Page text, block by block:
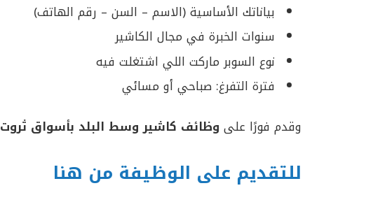
بياناتك الأساسية (الاسم – السن – رقم الهاتف)
سنوات الخبرة في مجال الكاشير
نوع السوبر ماركت اللي اشتغلت فيه
فترة التفرغ: صباحي أو مسائي
وقدم فورًا على وظائف كاشير وسط البلد بأسواق ثروت
للتقديم على الوظيفة من هنا